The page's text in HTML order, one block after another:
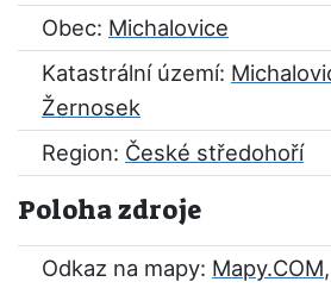
Obec: Michalovice
Katastrální území:
Žernosek
Region: České středohoří
Poloha zdroje
Odkaz na mapy: Mapy.COM,